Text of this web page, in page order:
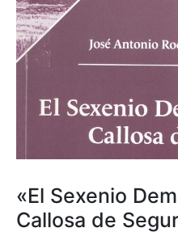
«El Sexenio
Callosa de